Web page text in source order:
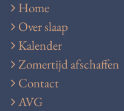
Home
Over slaap
Kalender
Zomertijd afschaffen
Contact
AVG